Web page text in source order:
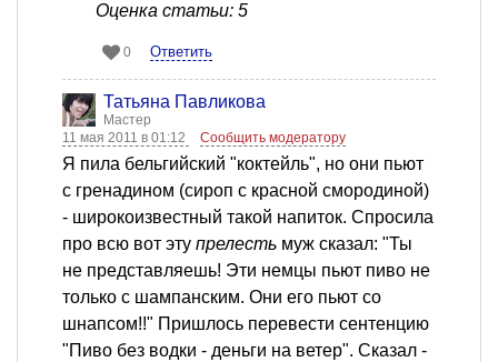
Оценка статьи: 5
0 Ответить
Татьяна Павликова
Мастер
11 мая 2011 в 01:12
Сообщить модератору
Я пила бельгийский "коктейль", но они пьют
с гренадином (сироп с красной смородиной)
- широкоизвестный такой напиток. Спросила
про всю вот эту прелесть муж сказал: "Ты
не представляешь! Эти немцы пьют пиво не
только с шампанским. Они его пьют со
шнапсом!!" Пришлось перевести сентенцию
"Пиво без водки - деньги на ветер". Сказал -